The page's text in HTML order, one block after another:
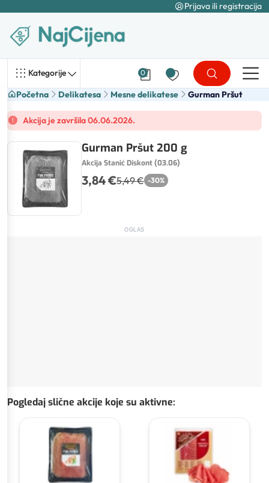
Prijava ili registracija
Kategorije 0
Početna Delikatesa Mesne delikatese Gurman Pršut
Akcija je završila 06.06.2026.
Gurman Pršut 200 g
Akcija Stanić Diskont (03.06)
3,84 €5,49 € -30%
OGLAS
Pogledaj slične akcije koje su aktivne: